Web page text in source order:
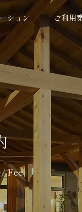
ション ご利用
Fee